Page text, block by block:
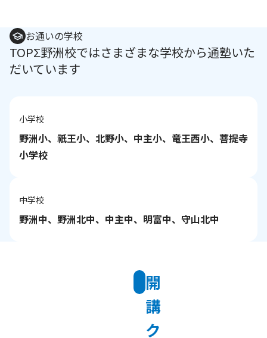
お通いの学校
TOPΣ野洲校ではさまざまな学校から通塾いた
だいています
小学校
野洲小、祇王小、北野小、中主小、竜王西小、菩提寺
小学校
中学校
野洲中、野洲北中、中主中、明富中、守山北中
開
講
ク